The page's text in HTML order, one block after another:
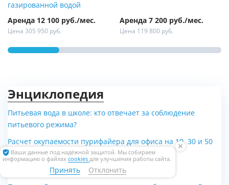
газированной водой
Аренда 12 100 руб./мес.
Цена 305 950 руб.
Аренда 7 200 руб./мес.
Цена 119 800 руб.
Энциклопедия
Питьевая вода в школе: кто отвечает за соблюдение
питьевого режима?
Расчет окупаемости пурифайера для офиса на 10, 30 и 50
человек: подробный калькулятор.
Безопасный офис в условиях пандемии
Ваши данные под надёжной защитой. Мы собираем
информацию о файлах cookies для улучшения работы сайта.
Принять Отклонить
✕